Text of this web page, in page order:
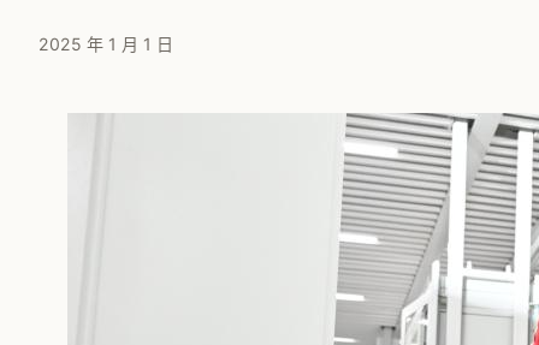
2025 年 1 月 1 日